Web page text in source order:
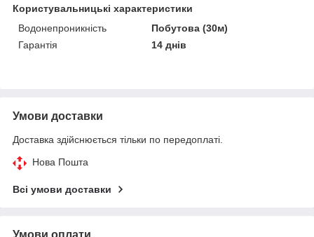
Користувальницькі характеристики
Водонепроникність
Побутова (30м)
Гарантія
14 днів
Умови доставки
Доставка здійснюється тільки по передоплаті.
Нова Пошта
Всі умови доставки
Умови оплати